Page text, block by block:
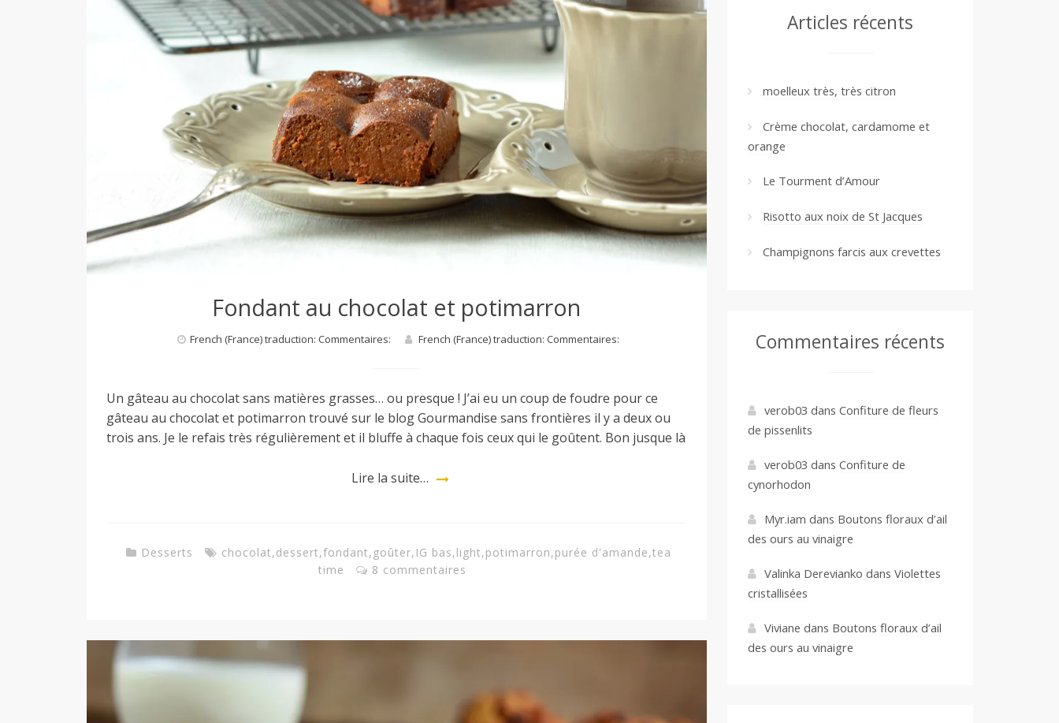
M
a
n
Fondant au chocolat et potimarron
French (France) traduction: Commentaires: French (France) traduction: Commentaires:
Un gâteau au chocolat sans matières grasses… ou presque ! J’ai eu un coup de foudre pour ce
gâteau au chocolat et potimarron trouvé sur le blog Gourmandise sans frontières il y a deux ou
trois ans. Je le refais très régulièrement et il bluffe à chaque fois ceux qui le goûtent. Bon jusque là
Lire la suite…
Desserts chocolat,dessert,fondant, goûter, IG bas,light,potimarron,purée d'amande,tea
time
8 commentaires
Articles récents
moelleux très, très citron
Crème chocolat, cardamome et
orange
Le Tourment d’Amour
Risotto aux noix de St Jacques
Champignons farcis aux crevettes
Commentaires récents
verob03 dans Confiture de fleurs
de pissenlits
verob03 dans Confiture de
cynorhodon
Myr.iam dans Boutons floraux d’ail
des ours au vinaigre
Valinka Derevianko dans Violettes
cristallisées
Viviane dans Boutons floraux d’ail
des ours au vinaigre